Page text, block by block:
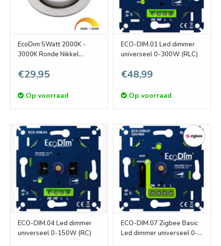
EcoDim 5Watt 2000K -
3000K Ronde Nikkel
Inbouwspot
€29,95
Op voorraad
ECO-DIM.01 Led dimmer
universeel 0-300W (RLC)
€48,99
Op voorraad
ECO-DIM.04 Led dimmer
universeel 0-150W (RC)
ECO-DIM.07 Zigbee Basic
Led dimmer universeel 0-